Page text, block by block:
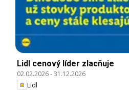
Lidl cenový líder zlacňuje
02.02.2026-31.12.2026
Lidl